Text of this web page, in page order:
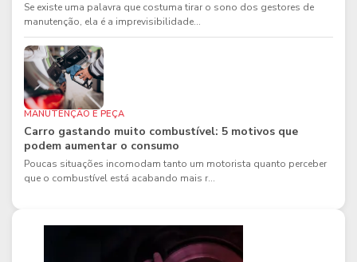
Se existe uma palavra que costuma tirar o sono dos gestores de
manutenção, ela é a imprevisibilidade...
MANUTENÇÃO E PEÇA
Carro gastando muito combustível: 5 motivos que
podem aumentar o consumo
Poucas situações incomodam tanto um motorista quanto perceber
que o combustível está acabando mais r...